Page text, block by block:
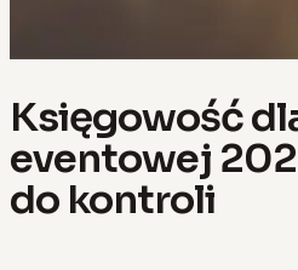
Księgowość
eventowej
do kontroli